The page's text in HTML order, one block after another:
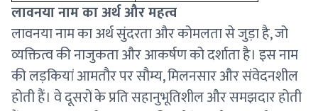
लावनया नाम का अर्थ और महत्व
लावनया नाम का अर्थ सुंदरता और कोमलता से जुड़ा है, जो
व्यक्तित्व की नाजुकता और आकर्षण को दर्शाता है। इस नाम
की लड़कियां आमतौर पर सौम्य, मिलनसार और संवेदनशील
होती हैं। वे दूसरों के प्रति सहानुभूतिशील और समझदार होती